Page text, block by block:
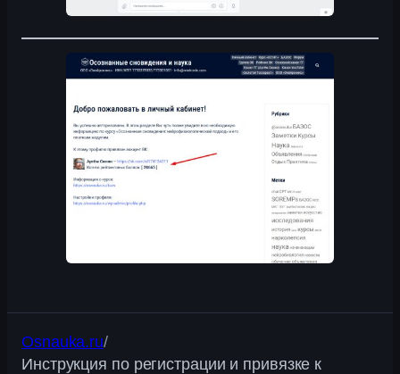
Osnauka.ru/
Инструкция по регистрации и привязке к